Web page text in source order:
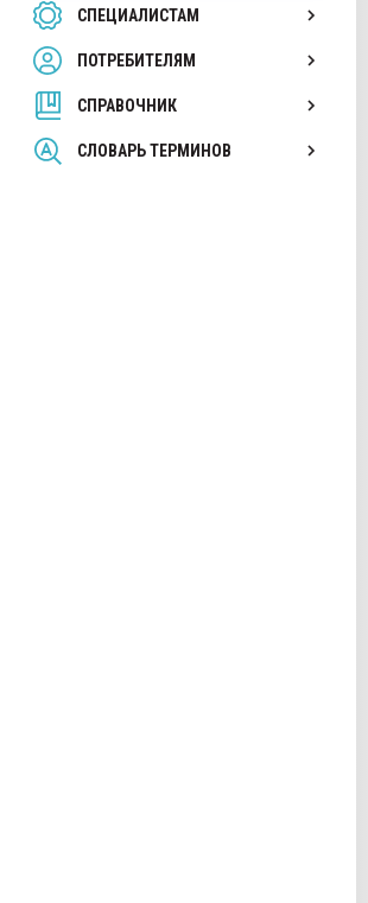
СПЕЦИАЛИСТАМ
ПОТРЕБИТЕЛЯМ
СПРАВОЧНИК
СЛОВАРЬ ТЕРМИНОВ